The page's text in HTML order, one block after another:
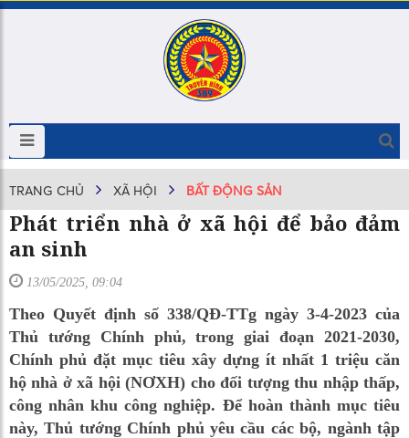
TRANG CHỦ XÃ HỘI BẤT ĐỘNG SẢN
Phát triển nhà ở xã hội để bảo đảm
an sinh
13/05/2025, 09:04
Theo Quyết định số 338/QĐ-TTg ngày 3-4-2023 của
Thủ tướng Chính phủ, trong giai đoạn 2021-2030,
Chính phủ đặt mục tiêu xây dựng ít nhất 1 triệu căn
hộ nhà ở xã hội (NƠXH) cho đối tượng thu nhập thấp,
công nhân khu công nghiệp. Để hoàn thành mục tiêu
này, Thủ tướng Chính phủ yêu cầu các bộ, ngành tập